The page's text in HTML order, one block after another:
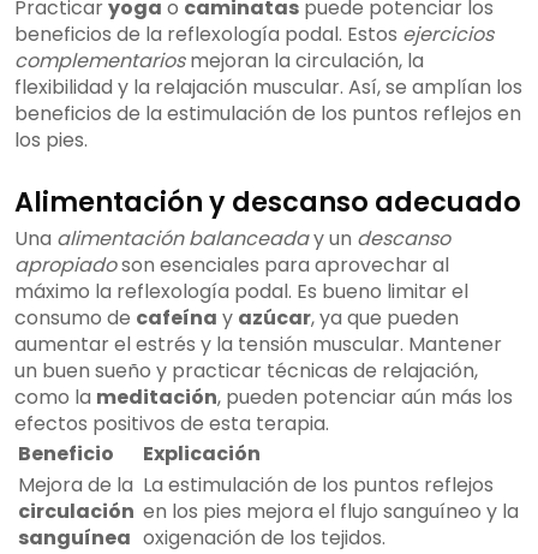
Practicaryoga o caminatas puede potenciar los
beneficios de la reflexología podal. Estos ejercicios
complementariosmejoran la circulación, la
flexibilidad y la relajación muscular. Así, se amplían los
beneficios de la estimulación de los puntos reflejos en
los pies.
Alimentación y descanso adecuado
Una alimentación balanceaday un descanso
apropiadoson esenciales para aprovechar al
máximo la reflexología podal. Es bueno limitar el
consumo de cafeína y azúcar, ya que pueden
aumentar el estrés y la tensión muscular. Mantener
un buen sueño y practicar técnicas de relajación,
como la meditación, pueden potenciar aún más los
efectos positivos de esta terapia.
Beneficio
Explicación
Mejora de la
circulación
sanguínea
La estimulación de los puntos reflejos
en los pies mejora el flujo sanguíneo y la
oxigenación de los tejidos.